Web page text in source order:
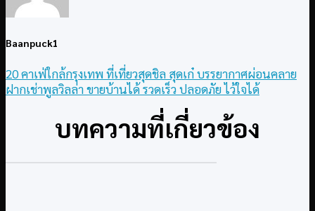
Baanpuck1
20 คาเฟ่ใกล้กรุงเทพ ที่เที่ยวสุดชิล สุดเก๋ บรรยากาศผ่อนคลาย
ฝากเช่าพูลวิลล่า ขายบ้านได้ รวดเร็ว ปลอดภัย ไว้ใจได้
บทความที่เกี่ยวข้อง